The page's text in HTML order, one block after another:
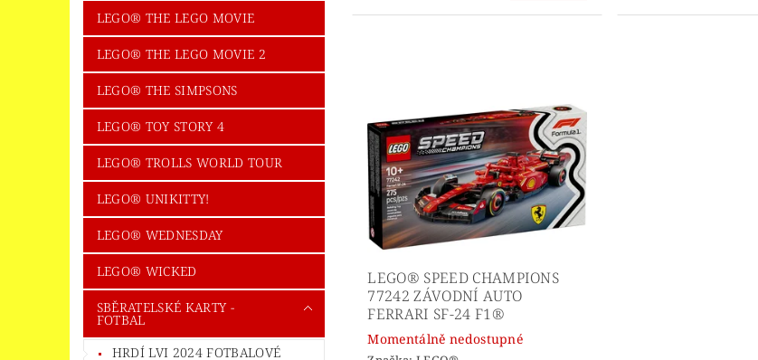
LEGO® THE LEGO MOVIE
LEGO® THE LEGO MOVIE 2
LEGO® THE SIMPSONS
LEGO® TOY STORY 4
LEGO® TROLLS WORLD TOUR
LEGO® UNIKITTY!
LEGO® WEDNESDAY
LEGO® WICKED
SBĚRATELSKÉ KARTY -
FOTBAL
HRDÍ LVI 2024 FOTBALOVÉ
LEGO® SPEED CHAMPIONS
77242 ZÁVODNÍ AUTO
FERRARI SF-24 F1®
Momentálně nedostupné